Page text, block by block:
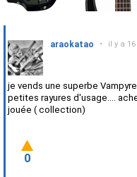
araokatao • il y a
je vends une superbe
petites rayures d'usage....
jouée ( collection)
0